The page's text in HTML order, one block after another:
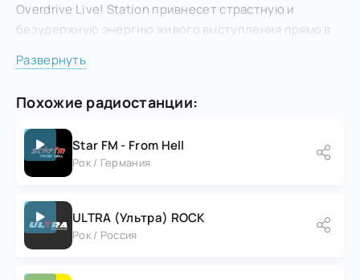
Overdrive Live! Station привнесет страстную и
безудержную энергию живого выступления прямо в
Развернуть
Похожие радиостанции:
Star FM - From Hell
Рок / Германия
ULTRA (Ультра) ROCK
Рок / Россия